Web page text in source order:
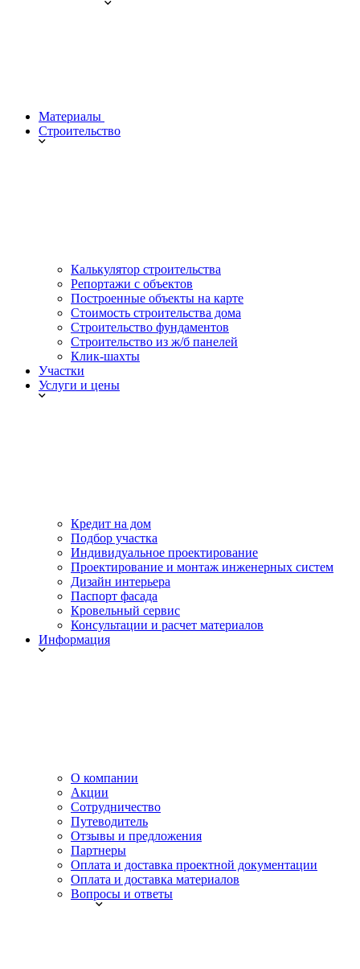
Материалы
Строительство
Калькулятор строительства
Репортажи с объектов
Построенные объекты на карте
Стоимость строительства дома
Строительство фундаментов
Строительство из ж/б панелей
Клик-шахты
Участки
Услуги и цены
Кредит на дом
Подбор участка
Индивидуальное проектирование
Проектирование и монтаж инженерных систем
Дизайн интерьера
Паспорт фасада
Кровельный сервис
Консультации и расчет материалов
Информация
О компании
Акции
Сотрудничество
Путеводитель
Отзывы и предложения
Партнеры
Оплата и доставка проектной документации
Оплата и доставка материалов
Вопросы и ответы